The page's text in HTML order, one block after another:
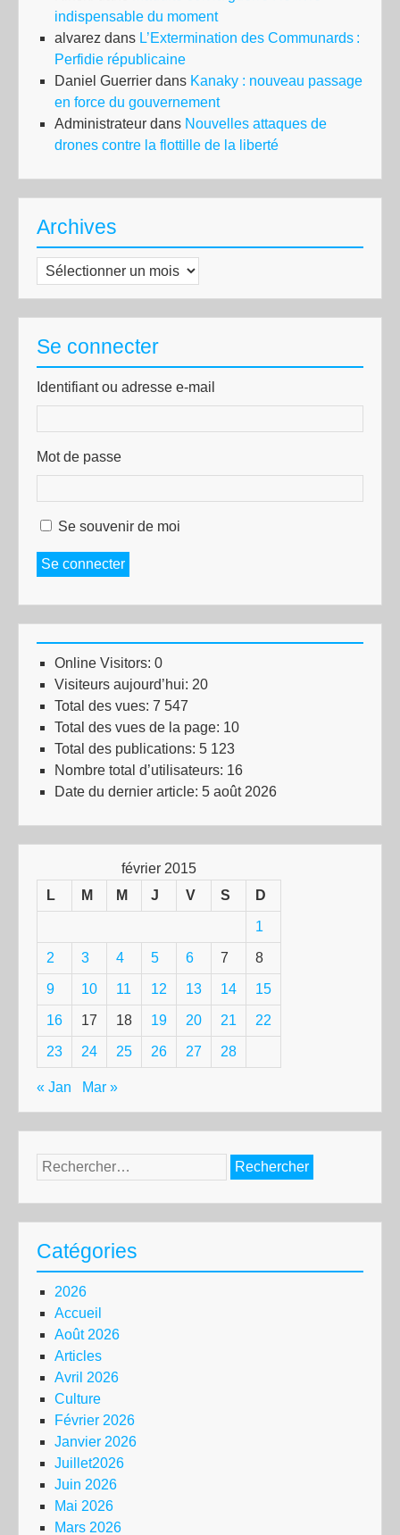
indispensable du moment
alvarez dans L’Extermination des Communards :
Perfidie républicaine
Daniel Guerrier dans Kanaky : nouveau passage
en force du gouvernement
Administrateur dans Nouvelles attaques de
drones contre la flottille de la liberté
Archives
Archives
Se connecter
Identifiant ou adresse e-mail
Mot de passe
Se souvenir de moi
Se connecter
Online Visitors: 0
Visiteurs aujourd’hui: 20
Total des vues: 7 547
Total des vues de la page: 10
Total des publications: 5 123
Nombre total d’utilisateurs: 16
Date du dernier article: 5 août 2026
février 2015
L
M M J V S D
1
2 3 4 5 6 7 8
9 10 11 12 13 14 15
16 17 18 19 20 21 22
23 24 25 26 27 28
« Jan Mar »
Rechercher :
Catégories
2026
Accueil
Août 2026
Articles
Avril 2026
Culture
Février 2026
Janvier 2026
Juillet2026
Juin 2026
Mai 2026
Mars 2026